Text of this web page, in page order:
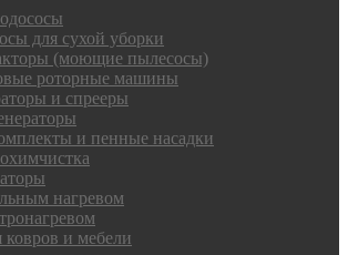
для сухой уборки
(моющие пылесосы)
роторные машины
и спрееры
и пенные насадки
нагревом
и мебели